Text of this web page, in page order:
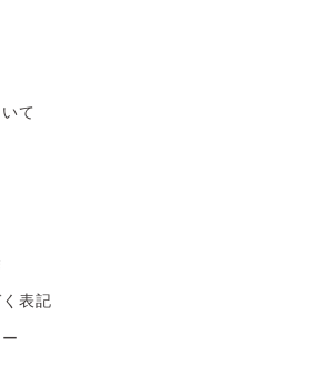
て
表記